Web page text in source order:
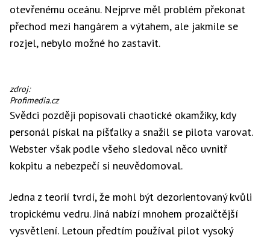
otevřenému oceánu. Nejprve měl problém překonat
přechod mezi hangárem a výtahem, ale jakmile se
rozjel, nebylo možné ho zastavit.
USS
Ticonderoga
zdroj:
Profimedia.cz
Svědci později popisovali chaotické okamžiky, kdy
personál pískal na píšťalky a snažil se pilota varovat.
Webster však podle všeho sledoval něco uvnitř
kokpitu a nebezpečí si neuvědomoval.
Jedna z teorií tvrdí, že mohl být dezorientovaný kvůli
tropickému vedru. Jiná nabízí mnohem prozaičtější
vysvětlení. Letoun předtím používal pilot vysoký